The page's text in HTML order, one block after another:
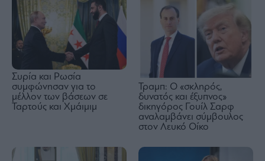
Συρία και Ρωσία
συμφώνησαν για το
μέλλον των βάσεων σε
Ταρτούς και Χμάιμιμ
Τραμπ: Ο «σκληρός,
δυνατός και έξυπνος»
δικηγόρος Γουίλ Σαρφ
αναλαμβάνει σύμβουλος
στον Λευκό Οίκο